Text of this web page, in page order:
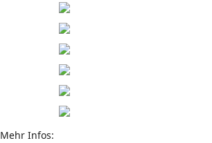
Mehr Infos: